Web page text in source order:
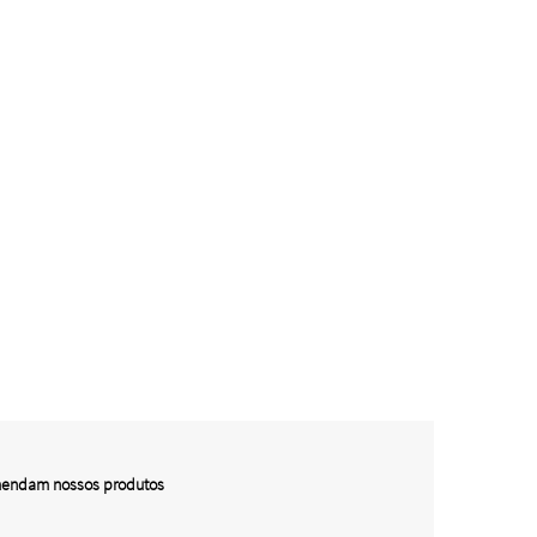
nossos produtos